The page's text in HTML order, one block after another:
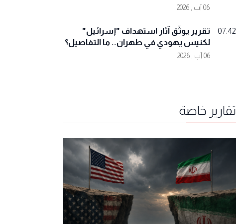
06 آب , 2026
07:42
تقرير يوثّق آثار استهداف "إسرائيل"
لكنيس يهودي في طهران.. ما التفاصيل؟
06 آب , 2026
تقارير خاصة